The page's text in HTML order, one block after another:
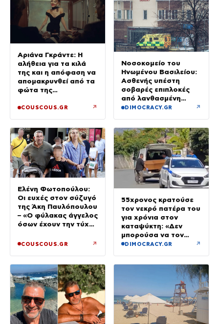
Αριάνα Γκράντε: Η
αλήθεια για τα κιλά
της και η απόφαση να
απομακρυνθεί από τα
φώτα της
COUSCOUS.GR ↗
Νοσοκομείο του
Ηνωμένου Βασιλείου:
Ασθενής υπέστη
σοβαρές επιπλοκές
από λανθασμένη
σύνδεση εντέρου και
DIMOCRACY.GR ↗
Ελένη Φωτοπούλου:
Οι ευχές στον σύζυγό
της Άκη Παυλόπουλου
– «Ο φύλακας άγγελος
όσων έχουν την τύχη
του»
COUSCOUS.GR ↗
55χρονος κρατούσε
τον νεκρό πατέρα του
για χρόνια στον
καταψύκτη: «Δεν
μπορούσα να τον
αποχωριστώ»
DIMOCRACY.GR ↗